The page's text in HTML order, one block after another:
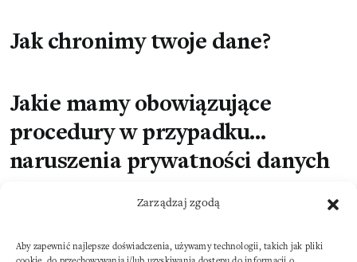
Zarządzaj zgodą
Aby zapewnić najlepsze doświadczenia, używamy technologii, takich jak pliki
Jak chronimy twoje dane?
Jakie mamy obowiązujące
procedury w przypadku
naruszenia prywatności danych
Od jakich stron trzecich